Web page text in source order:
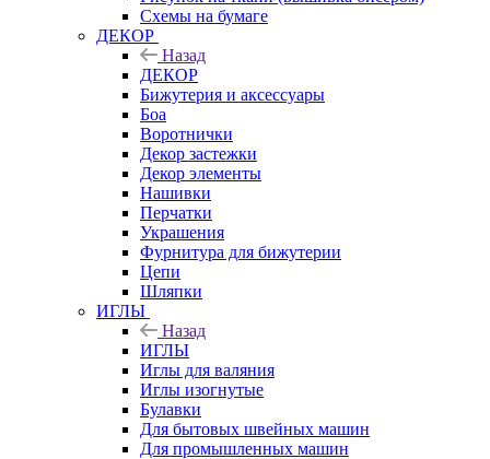
Схемы на бумаге
ДЕКОР
Назад
ДЕКОР
Бижутерия и аксессуары
Боа
Воротнички
Декор застежки
Декор элементы
Нашивки
Перчатки
Украшения
Фурнитура для бижутерии
Цепи
Шляпки
ИГЛЫ
Назад
ИГЛЫ
Иглы для валяния
Иглы изогнутые
Булавки
Для бытовых швейных машин
Для промышленных машин